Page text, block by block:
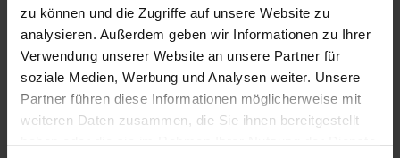
zu können und die Zugriffe auf unsere Website zu
analysieren. Außerdem geben wir Informationen zu Ihrer
Verwendung unserer Website an unsere Partner für
soziale Medien, Werbung und Analysen weiter. Unsere
Partner führen diese Informationen möglicherweise mit
weiteren Daten zusammen, die Sie ihnen bereitgestellt
haben oder die sie im Rahmen Ihrer Nutzung der Dienste